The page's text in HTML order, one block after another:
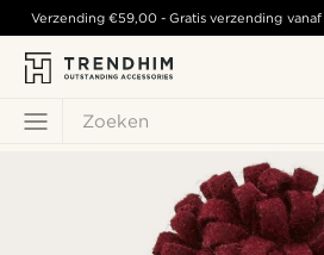
Zoeken
Verzending€59,00 - Gratis verzending vanaf